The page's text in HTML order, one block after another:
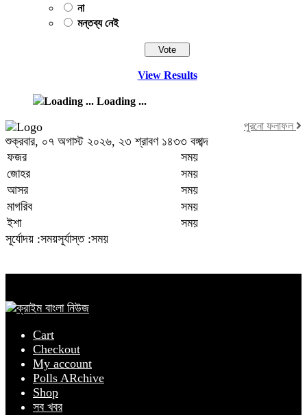
না
মন্তব্য নেই
View Results
Loading ...
পুরনো ফলাফল
শুক্রবার, ০৭ অগাস্ট ২০২৬, ২৩ শ্রাবণ ১৪৩৩ বঙ্গাব্দ
ফজর
সময়
জোহর
সময়
আসর
সময়
মাগরিব
সময়
ইশা
সময়
সূর্যোদয় :সময়সূর্যাস্ত :সময়
Cart
Checkout
My account
Polls ARchive
Shop
সব খবর